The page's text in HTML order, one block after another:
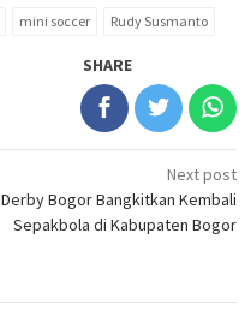
mini soccer Rudy Susmanto
SHARE
Next post
Derby Bogor Bangkitkan Kembali
Sepakbola di Kabupaten Bogor